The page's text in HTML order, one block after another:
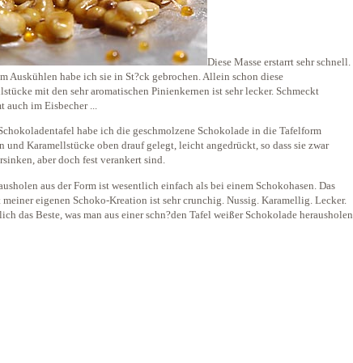
Diese Masse erstarrt sehr schnell.
Auskühlen habe ich sie in St?ck gebrochen. Allein schon diese
mit den sehr aromatischen Pinienkernen ist sehr lecker. Schmeckt
auch im Eisbecher ...
habe ich die geschmolzene Schokolade in die Tafelform
und Karamellstücke oben drauf gelegt, leicht angedrückt, so dass sie zwar
aber doch fest verankert sind.
aus der Form ist wesentlich einfach als bei einem Schokohasen. Das
meiner eigenen Schoko-Kreation ist sehr crunchig. Nussig. Karamellig. Lecker.
das Beste, was man aus einer schn?den Tafel weißer Schokolade herausholen